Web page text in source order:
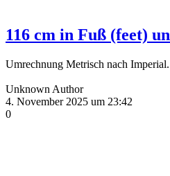
116 cm in Fuß (feet)
Umrechnung Metrisch nach Imperial.
Unknown Author
4. November 2025 um 23:42
0